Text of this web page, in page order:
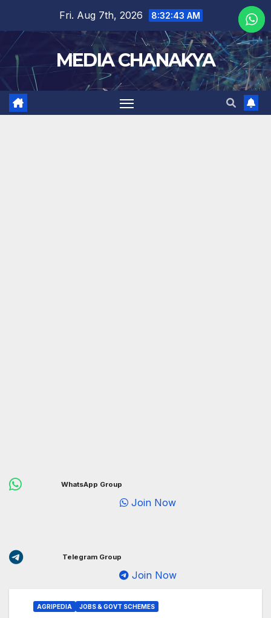
Fri. Aug 7th, 2026 8:32:44 AM
MEDIA CHANAKYA
WhatsApp Group
Join Now
Telegram Group
Join Now
AGRIPEDIA JOBS & GOVT SCHEMES